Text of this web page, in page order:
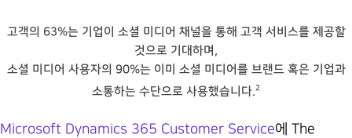
고객의 63%는 기업이 소셜 미디어 채널을 통해 고객 서비스를 제공할
것으로 기대하며,
소셜 미디어 사용자의 90%는 이미 소셜 미디어를 브랜드 혹은 기업과
소통하는 수단으로 사용했습니다.2
Microsoft Dynamics 365 Customer Service에 The